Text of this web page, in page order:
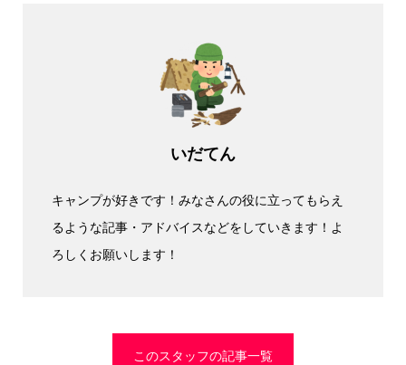
いだてん
キャンプが好きです！みなさんの役に立ってもらえ
るような記事・アドバイスなどをしていきます！よ
ろしくお願いします！
このスタッフの記事一覧